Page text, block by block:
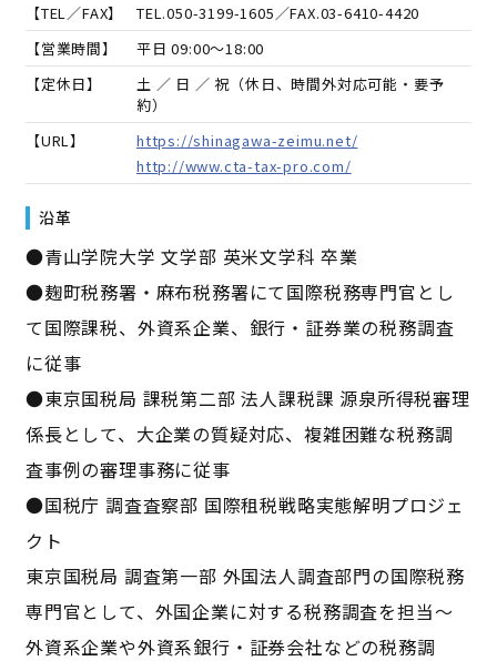
【TEL／FAX】
TEL.050-3199-1605 ／FAX.03-6410-4420
【営業時間】
平日 09:00～18:00
【定休日】
土 ／ 日 ／ 祝（休日、時間外対応可能・要予
約）
【URL】
https://shinagawa-zeimu.net/
http://www.cta-tax-pro.com/
沿革
●青山学院大学 文学部 英米文学科 卒業
●麹町税務署・麻布税務署にて国際税務専門官とし
て国際課税、外資系企業、銀行・証券業の税務調査
に従事
●東京国税局 課税第二部 法人課税課 源泉所得税審理
係長として、大企業の質疑対応、複雑困難な税務調
査事例の審理事務に従事
●国税庁 調査査察部 国際租税戦略実態解明プロジェ
クト
東京国税局 調査第一部 外国法人調査部門の国際税務
専門官として、外国企業に対する税務調査を担当～
外資系企業や外資系銀行・証券会社などの税務調